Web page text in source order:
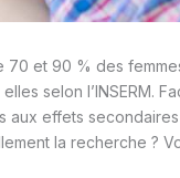
70 et 90 % des
selon l’INSERM.
aux effets
la recherche ?